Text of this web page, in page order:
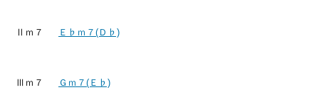
Ⅱｍ７ Ｅ♭ｍ７(Ｄ♭)
Ⅲｍ７ Ｇｍ７(Ｅ♭)